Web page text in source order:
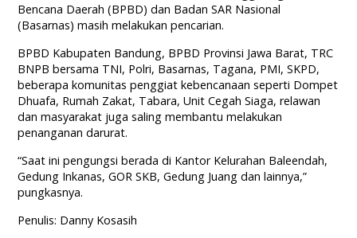
Bencana Daerah (BPBD) dan Badan SAR Nasional
(Basarnas) masih melakukan pencarian.
BPBD Kabupaten Bandung, BPBD Provinsi Jawa Barat, TRC
BNPB bersama TNI, Polri, Basarnas, Tagana, PMI, SKPD,
beberapa komunitas penggiat kebencanaan seperti Dompet
Dhuafa, Rumah Zakat, Tabara, Unit Cegah Siaga, relawan
dan masyarakat juga saling membantu melakukan
penanganan darurat.
“Saat ini pengungsi berada di Kantor Kelurahan Baleendah,
Gedung Inkanas, GOR SKB, Gedung Juang dan lainnya,”
pungkasnya.
Penulis: Danny Kosasih